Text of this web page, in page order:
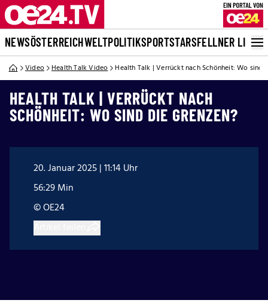
NEWSÖSTERREICHWELTPOLITIKSPORTSTARSFELLNER LIVE
Video Health Talk Video Health Talk | Verrückt nach Schönheit: Wo sind
HEALTH TALK | VERRÜCKT NACH
SCHÖNHEIT: WO SIND DIE GRENZEN?
20. Januar 2025 | 11:14 Uhr
56:29 Min
© OE24